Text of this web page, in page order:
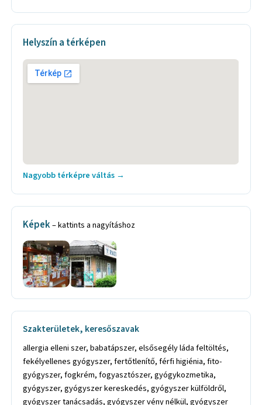
Helyszín a térképen
Nagyobb térképre váltás →
Képek– kattints a nagyításhoz
Szakterületek, keresőszavak
allergia elleni szer, babatápszer, elsősegély láda feltöltés,
fekélyellenes gyógyszer, fertőtlenítő, férfi higiénia, fito-
gyógyszer, fogkrém, fogyasztószer, gyógykozmetika,
gyógyszer, gyógyszer kereskedés, gyógyszer külföldről,
gyógyszer tanácsadás, gyógyszer vény nélkül, gyógyszer